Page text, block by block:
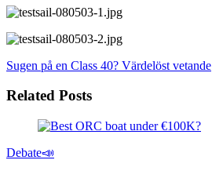
Sugen på en Class 40? Värdelöst vetande
Related Posts
Debate📣